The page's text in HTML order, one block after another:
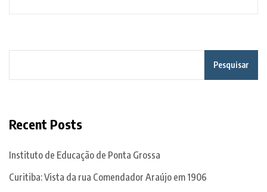
Pesquisar
Recent Posts
Instituto de Educação de Ponta Grossa
Curitiba: Vista da rua Comendador Araújo em 1906